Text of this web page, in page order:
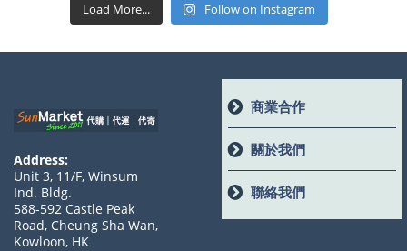
Load More... Follow on Instagram
Address:
Unit 3, 11/F, Winsum
Ind. Bldg.
588-592 Castle Peak
Road, Cheung Sha Wan,
Kowloon, HK
商業合作
關於我們
聯絡我們